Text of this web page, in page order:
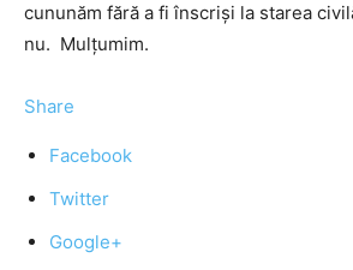
cununăm fără a fi înscrişi la starea
nu. Mulţumim.
Share
Facebook
Twitter
Google+